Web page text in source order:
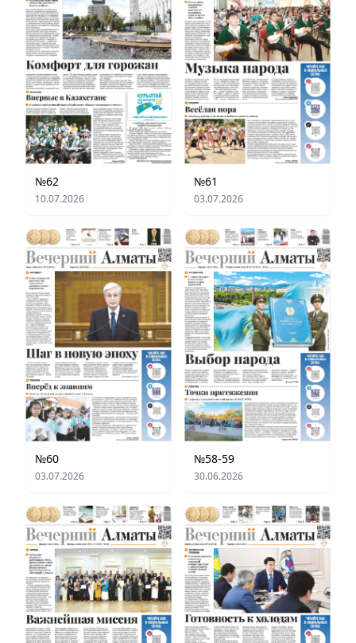
№62
10.07.2026
№61
03.07.2026
№60
03.07.2026
№58-59
30.06.2026